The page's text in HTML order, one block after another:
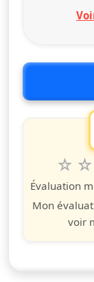
questo3
2
étoiles
étoile
Évaluation
Mon
voir